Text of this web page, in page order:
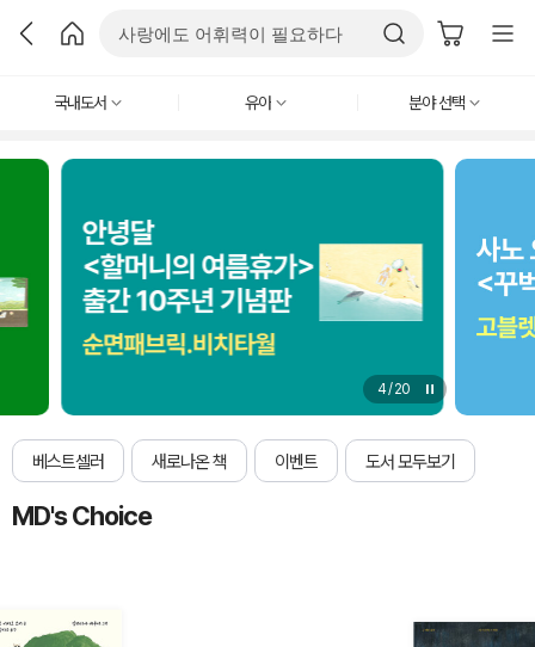
국내도서 유아 분야 선택
4/20
베스트셀러 새로나온 책 이벤트 도서 모두보기
MD's Choice